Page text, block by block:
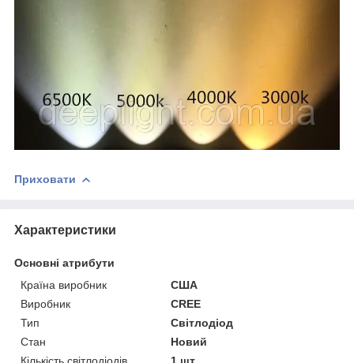
Приховати
Характеристики
Основні атрибути
Країна виробник
США
Виробник
CREE
Тип
Світлодіод
Стан
Новий